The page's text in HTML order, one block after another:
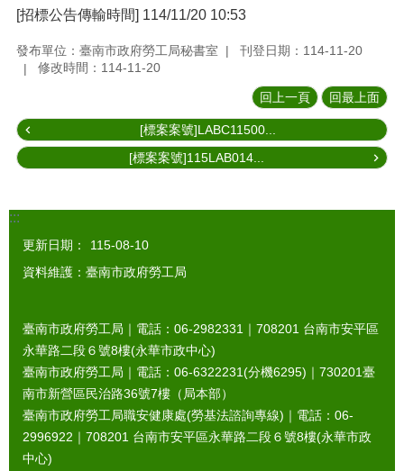
[招標公告傳輸時間] 114/11/20 10:53
發布單位：臺南市政府勞工局秘書室
刊登日期：114-11-20
修改時間：114-11-20
回上一頁 回最上面
[標案案號]LABC11500...
[標案案號]115LAB014...
:::
更新日期：
115-08-10
資料維護：臺南市政府勞工局
臺南市政府勞工局｜電話：06-2982331｜ 708201 台南市安平區
永華路二段６號8樓(永華市政中心)
臺南市政府勞工局｜電話：06-6322231(分機6295)｜ 730201臺
南市新營區民治路36號7樓（局本部）
臺南市政府勞工局職安健康處(勞基法諮詢專線)｜電話：06-
2996922｜ 708201 台南市安平區永華路二段６號8樓(永華市政
中心)